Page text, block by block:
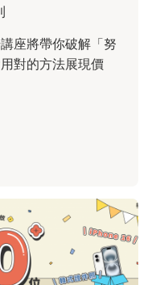
座將帶你破解「努
對的方法展現價